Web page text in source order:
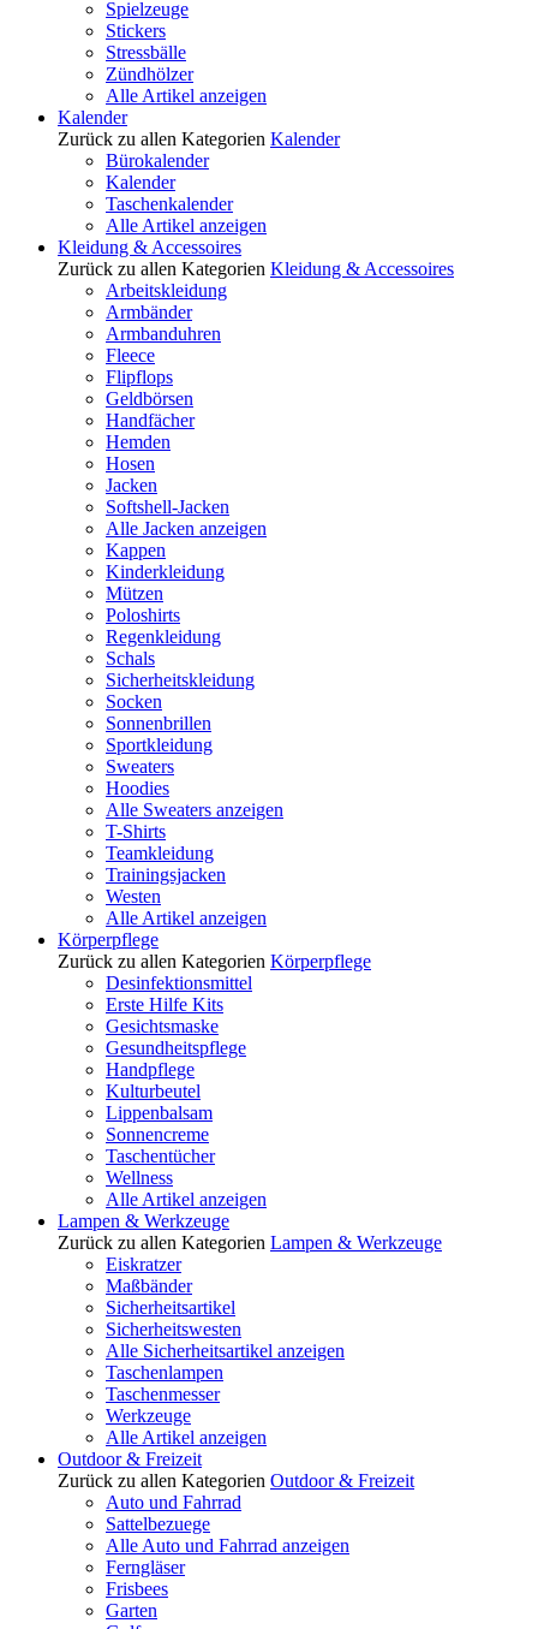
Spielzeuge
Stickers
Stressbälle
Zündhölzer
Alle Artikel anzeigen
Kalender
Zurück zu allen Kategorien Kalender
Bürokalender
Kalender
Taschenkalender
Alle Artikel anzeigen
Kleidung & Accessoires
Zurück zu allen Kategorien Kleidung & Accessoires
Arbeitskleidung
Armbänder
Armbanduhren
Fleece
Flipflops
Geldbörsen
Handfächer
Hemden
Hosen
Jacken
Softshell-Jacken
Alle Jacken anzeigen
Kappen
Kinderkleidung
Mützen
Poloshirts
Regenkleidung
Schals
Sicherheitskleidung
Socken
Sonnenbrillen
Sportkleidung
Sweaters
Hoodies
Alle Sweaters anzeigen
T-Shirts
Teamkleidung
Trainingsjacken
Westen
Alle Artikel anzeigen
Körperpflege
Zurück zu allen Kategorien Körperpflege
Desinfektionsmittel
Erste Hilfe Kits
Gesichtsmaske
Gesundheitspflege
Handpflege
Kulturbeutel
Lippenbalsam
Sonnencreme
Taschentücher
Wellness
Alle Artikel anzeigen
Lampen & Werkzeuge
Zurück zu allen Kategorien Lampen & Werkzeuge
Eiskratzer
Maßbänder
Sicherheitsartikel
Sicherheitswesten
Alle Sicherheitsartikel anzeigen
Taschenlampen
Taschenmesser
Werkzeuge
Alle Artikel anzeigen
Outdoor & Freizeit
Zurück zu allen Kategorien Outdoor & Freizeit
Auto und Fahrrad
Sattelbezuege
Alle Auto und Fahrrad anzeigen
Ferngläser
Frisbees
Garten